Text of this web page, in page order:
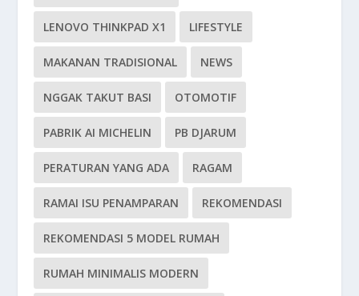
LENOVO THINKPAD X1 LIFESTYLE
MAKANAN TRADISIONAL NEWS
NGGAK TAKUT BASI OTOMOTIF
PABRIK AI MICHELIN PB DJARUM
PERATURAN YANG ADA RAGAM
RAMAI ISU PENAMPARAN REKOMENDASI
REKOMENDASI 5 MODEL RUMAH
RUMAH MINIMALIS MODERN